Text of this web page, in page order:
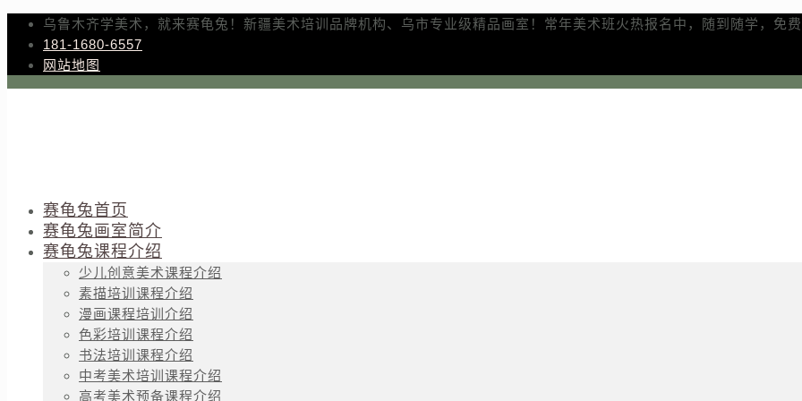
乌鲁木齐学美术，就来赛龟兔！新疆美术培训品牌机构、乌市专业级精品画室！常年美术班火热报名中，随到随学，免
181-1680-6557
网站地图
赛龟兔首页
赛龟兔画室简介
赛龟兔课程介绍
少儿创意美术课程介绍
素描培训课程介绍
漫画课程培训介绍
色彩培训课程介绍
书法培训课程介绍
中考美术培训课程介绍
高考美术预备课程介绍